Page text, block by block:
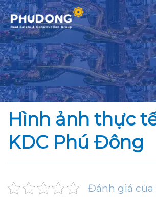
Skip
to
content
Hình ảnh thực
KDC Phú Đông
Đánh giá của